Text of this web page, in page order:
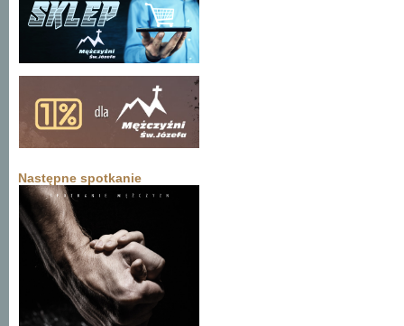
Następne spotkanie